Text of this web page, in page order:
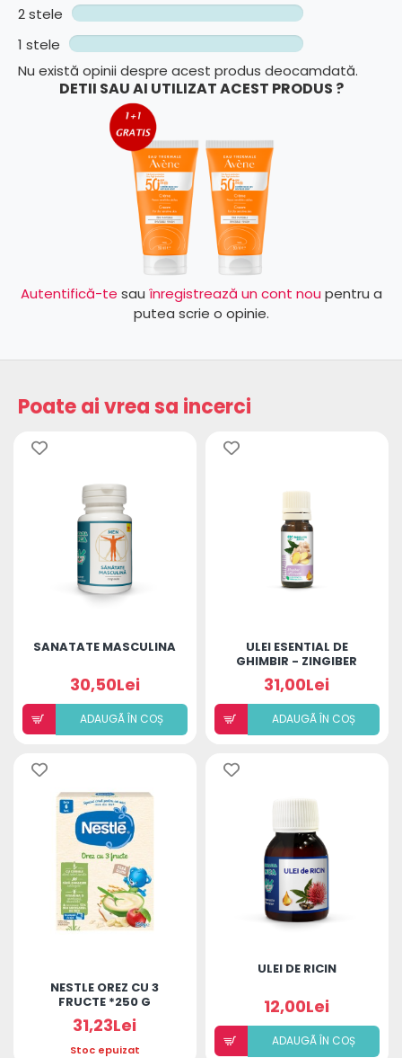
2 stele
1 stele
Nu există opinii despre acest produs deocamdată.
DETII SAU AI UTILIZAT ACEST PRODUS ?
Autentifică-te sau înregistrează un cont nou pentru a
putea scrie o opinie.
Poate ai vrea sa incerci
SANATATE MASCULINA
30,50Lei
ADAUGÃ ÎN COȘ
ULEI ESENTIAL DE
GHIMBIR - ZINGIBER
OFFICINALE OIL
31,00Lei
ADAUGÃ ÎN COȘ
NESTLE OREZ CU 3
FRUCTE *250 G
31,23Lei
Stoc epuizat
ULEI DE RICIN
12,00Lei
ADAUGÃ ÎN COȘ